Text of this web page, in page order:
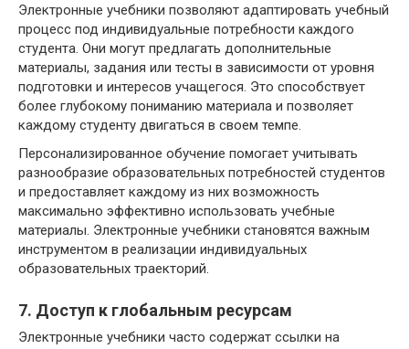
Электронные учебники позволяют адаптировать учебный
процесс под индивидуальные потребности каждого
студента. Они могут предлагать дополнительные
материалы, задания или тесты в зависимости от уровня
подготовки и интересов учащегося. Это способствует
более глубокому пониманию материала и позволяет
каждому студенту двигаться в своем темпе.
Персонализированное обучение помогает учитывать
разнообразие образовательных потребностей студентов
и предоставляет каждому из них возможность
максимально эффективно использовать учебные
материалы. Электронные учебники становятся важным
инструментом в реализации индивидуальных
образовательных траекторий.
7. Доступ к глобальным ресурсам
Электронные учебники часто содержат ссылки на